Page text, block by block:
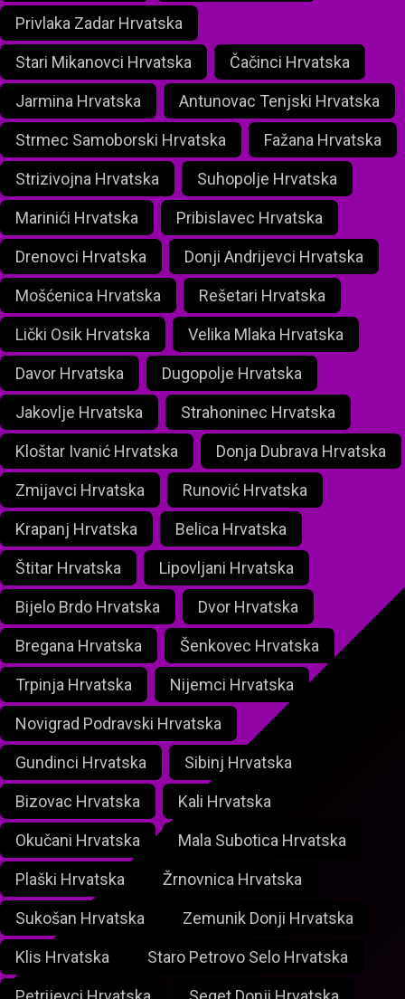
Privlaka Zadar Hrvatska
Stari Mikanovci Hrvatska Čačinci Hrvatska
Jarmina Hrvatska Antunovac Tenjski Hrvatska
Strmec Samoborski Hrvatska Fažana Hrvatska
Strizivojna Hrvatska Suhopolje Hrvatska
Marinići Hrvatska Pribislavec Hrvatska
Drenovci Hrvatska Donji Andrijevci Hrvatska
Mošćenica Hrvatska Rešetari Hrvatska
Lički Osik Hrvatska Velika Mlaka Hrvatska
Davor Hrvatska Dugopolje Hrvatska
Jakovlje Hrvatska Strahoninec Hrvatska
Kloštar Ivanić Hrvatska Donja Dubrava Hrvatska
Zmijavci Hrvatska Runović Hrvatska
Krapanj Hrvatska Belica Hrvatska
Štitar Hrvatska Lipovljani Hrvatska
Bijelo Brdo Hrvatska Dvor Hrvatska
Bregana Hrvatska Šenkovec Hrvatska
Trpinja Hrvatska Nijemci Hrvatska
Novigrad Podravski Hrvatska
Gundinci Hrvatska Sibinj Hrvatska
Bizovac Hrvatska Kali Hrvatska
Okučani Hrvatska Mala Subotica Hrvatska
Plaški Hrvatska Žrnovnica Hrvatska
Sukošan Hrvatska Zemunik Donji Hrvatska
Klis Hrvatska Staro Petrovo Selo Hrvatska